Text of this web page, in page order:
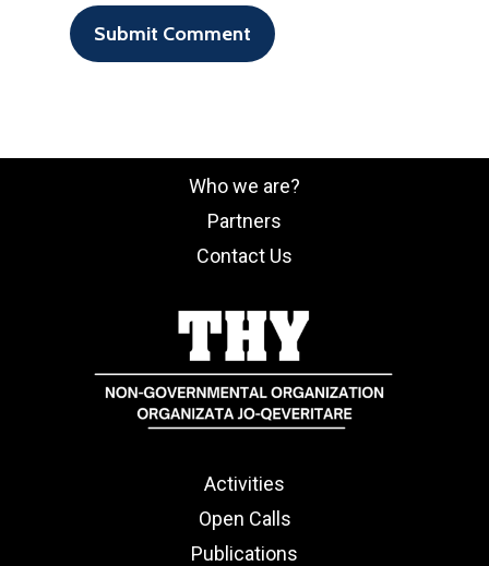
Who we are?
Partners
Contact Us
Activities
Open Calls
Publications